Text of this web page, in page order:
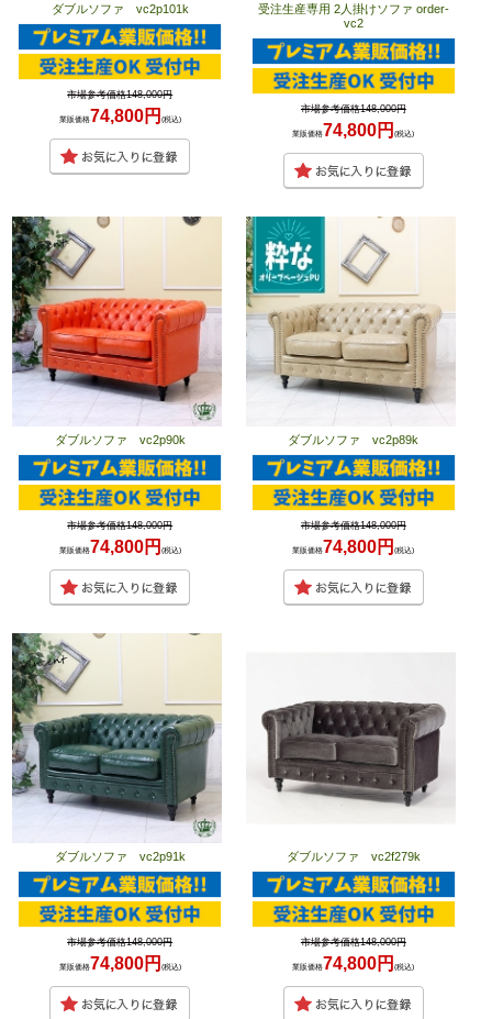
ダブルソファ vc2p101k
市場参考価格148,000円
業販価格74,800円 (税込)
受注生産専用 2人掛けソファ order-
vc2
市場参考価格148,000円
業販価格74,800円(税込)
ダブルソファ vc2p90k
市場参考価格148,000円
業販価格74,800円 (税込)
ダブルソファ vc2p89k
市場参考価格148,000円
業販価格74,800円(税込)
ダブルソファ vc2p91k
市場参考価格148,000円
業販価格74,800円 (税込)
ダブルソファ vc2f279k
市場参考価格148,000円
業販価格74,800円(税込)